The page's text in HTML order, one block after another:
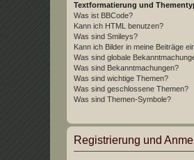
Textformatierung und
Was ist BBCode?
Kann ich HTML benutzen?
Was sind Smileys?
Kann ich Bilder in meine Beiträge
Was sind globale
Was sind Bekanntmachungen?
Was sind wichtige Themen?
Was sind geschlossene Themen?
Was sind Themen-Symbole?
Registrierung und